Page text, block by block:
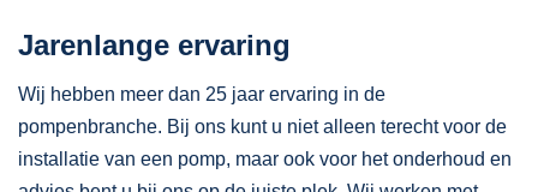
Jarenlange ervaring
Wij hebben meer dan 25 jaar ervaring in de
pompenbranche. Bij ons kunt u niet alleen terecht voor de
installatie van een pomp, maar ook voor het onderhoud en